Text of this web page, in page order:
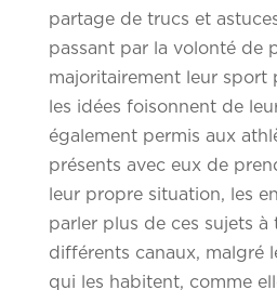
partage de trucs et
passant par la volonté de
majoritairement leur sport
les idées foisonnent de
également permis aux
présents avec eux de
leur propre situation, les
parler plus de ces sujets à
différents canaux, malgré
qui les habitent, comme